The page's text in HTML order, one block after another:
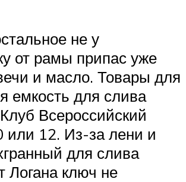
не у
от рамы припас уже
и масло. Товары для
емкость для слива
Всероссийский
или 12. Из-за лени и
для слива
ключ не